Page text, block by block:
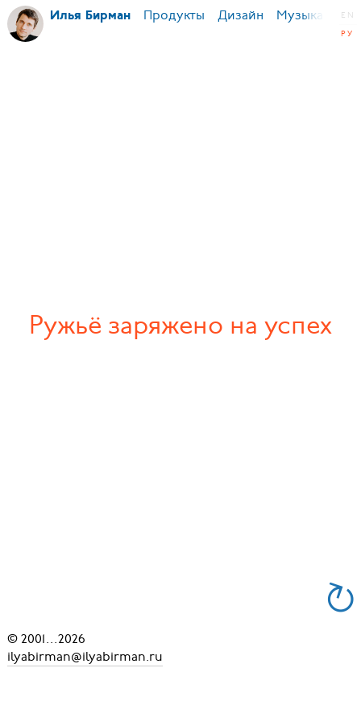
Илья Бирман Продукты Дизайн Музыка
EN
РУ
Ружьё заряжено на успех
© 2001...2026
ilyabirman@ilyabirman.ru